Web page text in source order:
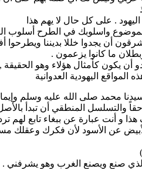
. على كل حال لا يهم هذا
الموضوع واسلوبك في الطرح أسلوب
أن يجدوا خللا بديننا ويطرحوا
وبطلان ما كانوا يزعمون .
أن يكون كأمثال هؤلاء وهو
المواقع اليهودية العدوانية
سيدنا محمد صلى الله عليه وسلم
حقاً والتسلسل المنطقي أن تبدأ
و أنت عبارة عن ببغاء تابع لهم
عن الأسود لأن فكرك وعقلك
الذي صنع ويصنع الغرب وهو يشرفني .